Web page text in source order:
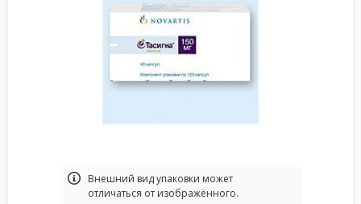
Bнешний вид упаковки может
отличаться от изображённого.